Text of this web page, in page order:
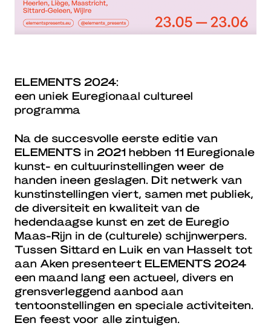
ELEMENTS 2024:
een uniek Euregionaal cultureel
programma
Na de succesvolle eerste editie van
ELEMENTS in 2021 hebben 11 Euregionale
kunst- en cultuurinstellingen weer de
handen ineen geslagen. Dit netwerk van
kunstinstellingen viert, samen met publiek,
de diversiteit en kwaliteit van de
hedendaagse kunst en zet de Euregio
Maas-Rijn in de (culturele) schijnwerpers.
Tussen Sittard en Luik en van Hasselt tot
aan Aken presenteert ELEMENTS 2024
een maand lang een actueel, divers en
grensverleggend aanbod aan
tentoonstellingen en speciale activiteiten.
Een feest voor alle zintuigen.